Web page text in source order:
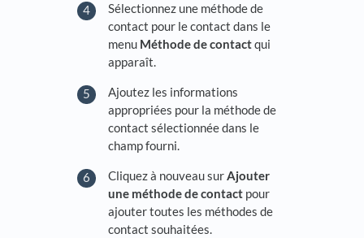
Sélectionnez une méthode de
contact pour le contact dans le
menu Méthode de contactqui
apparaît.
Ajoutez les informations
appropriées pour la méthode de
contact sélectionnée dans le
champ fourni.
Cliquez à nouveau surAjouter
une méthode de contact pour
ajouter toutes les méthodes de
contact souhaitées.